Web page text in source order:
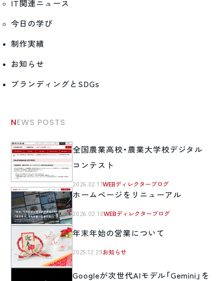
IT関連ニュース
今日の学び
制作実績
お知らせ
ブランディングとSDGs
NEWS POSTS
全国農業高校・農業大学校デジタル
コンテスト
2026.02.17WEBディレクターブログ
ホームページをリニューアル
2026.02.10WEBディレクターブログ
年末年始の営業について
2025.12.29お知らせ
Googleが次世代AIモデル「Gemini」を